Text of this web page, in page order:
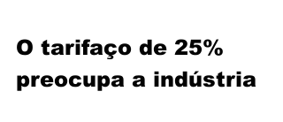
O tarifaço de 25%
preocupa a indústria